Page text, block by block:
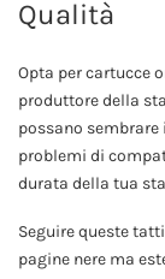
Qualità
Opta per cartucce
produttore della
possano
problemi di
durata della tua
Seguire queste
pagine nere ma